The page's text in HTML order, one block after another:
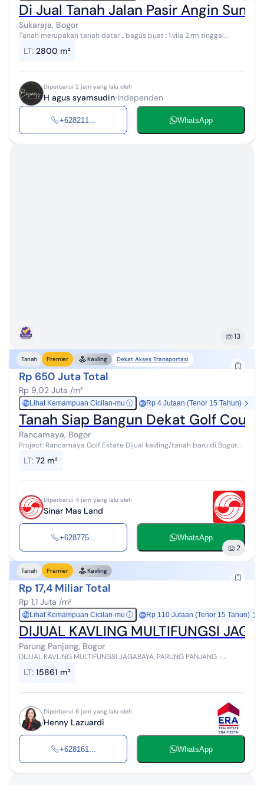
Di Jual Tanah Jalan Pasir Angin
Sukaraja, Bogor
Tanah merupakan tanah datar .. bagus buat : 1.vila 2.rm tinggal
suma recon..kopi nako...
LT: 2800 m²
Diperbarui 2 jam yang lalu oleh
H agus syamsudin Independen
+628211... WhatsApp
13
Tanah Premier Kavling Dekat Akses Transportasi
Rp 650 Juta Total
Rp 9,02 Juta /m²
Rp Lihat Kemampuan Cicilan-mu ⓘ Rp 4 Jutaan (Tenor 15 Tahun)
Tanah Siap Bangun Dekat Golf
Rancamaya, Bogor
Project: Rancamaya Golf Estate Dijual kavling/tanah baru di Bogor
sehingga udaranya masih...
LT: 72 m²
Diperbarui 4 jam yang lalu oleh
Sinar Mas Land
+628775... WhatsApp
2
Tanah Premier Kavling
Rp 17,4 Miliar Total
Rp 1,1 Juta /m²
Rp Lihat Kemampuan Cicilan-mu ⓘ Rp 110 Jutaan (Tenor 15 Tahun)
DIJUAL KAVLING MULTIFUNGSI
Parung Panjang, Bogor
DIJUAL KAVLING MULTIFUNGSI JAGABAYA, PARUNG PANJANG -
⁠Sudah kawasan indus...
LT: 15861 m²
Diperbarui 6 jam yang lalu oleh
Henny Lazuardi
+628161... WhatsApp